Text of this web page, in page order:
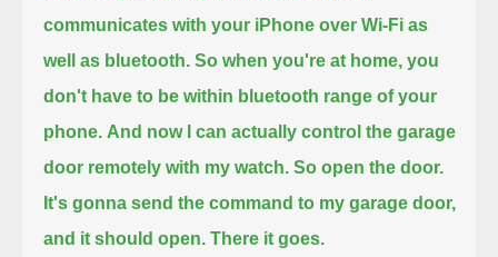
communicates with your iPhone over Wi-Fi as
well as bluetooth. So when you're at home, you
don't have to be within bluetooth range of your
phone. And now I can actually control the garage
door remotely with my watch. So open the door.
It's gonna send the command to my garage door,
and it should open. There it goes.